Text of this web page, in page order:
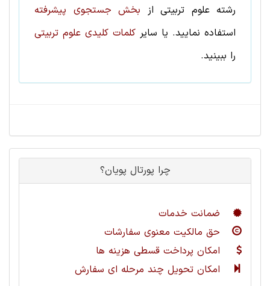
رشتهعلوم تربيتی از بخش جستجوی پیشرفته
استفاده نمایید. یا سایر کلمات کلیدی علوم تربيتی
را ببینید.
چرا پورتال پویان؟
ضمانت خدمات
حق مالکیت معنوی سفارشات
امکان پرداخت قسطی هزینه ها
امکان تحویل چند مرحله ای سفارش